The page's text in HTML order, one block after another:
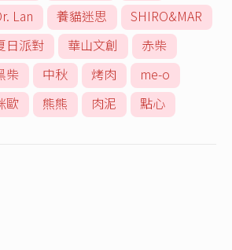
Lan
養貓迷思
SHIRO&MAR
日派對
華山文創
赤柴
柴
中秋 烤肉
me-o
歐
熊熊 肉泥 點心